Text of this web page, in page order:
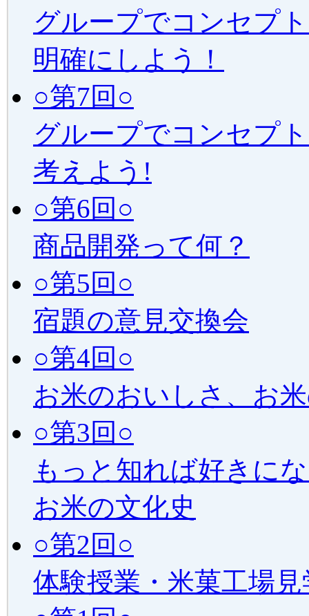
グループでコンセプ
明確にしよう！
○第7回○
グループでコンセプ
考えよう!
○第6回○
商品開発って何？
○第5回○
宿題の意見交換会
○第4回○
お米のおいしさ、お
○第3回○
もっと知れば好きに
お米の文化史
○第2回○
体験授業・米菓工場見